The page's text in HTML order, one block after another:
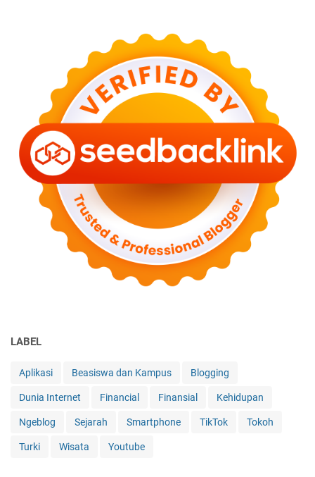
LABEL
Aplikasi Beasiswa dan Kampus Blogging
Dunia Internet Financial Finansial Kehidupan
Ngeblog Sejarah Smartphone TikTok Tokoh
Turki Wisata Youtube